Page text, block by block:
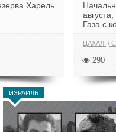
Харель
Газа с
ЦАХАЛ
290
ИЗРАИЛЬ